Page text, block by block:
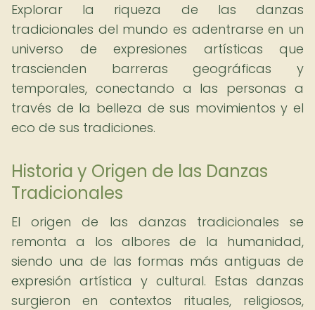
Explorar la riqueza de las danzas
tradicionales del mundo es adentrarse en un
universo de expresiones artísticas que
trascienden barreras geográficas y
temporales, conectando a las personas a
través de la belleza de sus movimientos y el
eco de sus tradiciones.
Historia y Origen de las Danzas
Tradicionales
El origen de las danzas tradicionales se
remonta a los albores de la humanidad,
siendo una de las formas más antiguas de
expresión artística y cultural. Estas danzas
surgieron en contextos rituales, religiosos,